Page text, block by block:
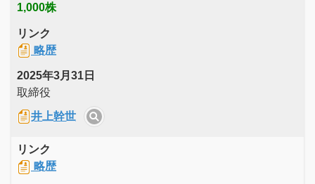
1,000株
リンク
略歴
2025年3月31日
取締役
井上幹世
リンク
略歴